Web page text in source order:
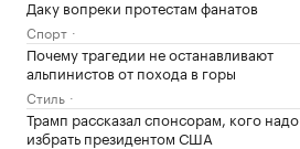
Даку вопреки протестам фанатов
Спорт
Почему трагедии не останавливают
альпинистов от похода в горы
Стиль
Трамп рассказал спонсорам, кого надо
избрать президентом США